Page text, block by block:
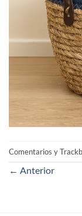
Comentarios y
← Anterior